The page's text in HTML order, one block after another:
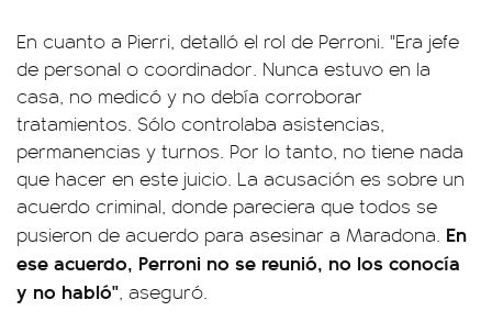
En cuanto a Pierri, detalló el rol de Perroni. "Era jefe
de personal o coordinador. Nunca estuvo en la
casa, no medicó y no debía corroborar
tratamientos. Sólo controlaba asistencias,
permanencias y turnos. Por lo tanto, no tiene nada
que hacer en este juicio. La acusación es sobre un
acuerdo criminal, donde pareciera que todos se
pusieron de acuerdo para asesinar a Maradona. En
ese acuerdo, Perroni no se reunió, no los conocía
y no habló", aseguró.